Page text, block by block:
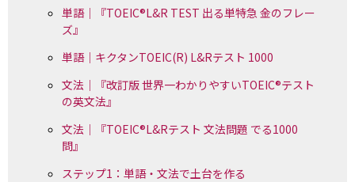
単語｜『TOEIC®L&R TEST 出る単特急 金のフレー
ズ』
単語｜キクタンTOEIC(R) L&Rテスト 1000
文法｜『改訂版 世界一わかりやすいTOEIC®テスト
の英文法』
文法｜『TOEIC®L&Rテスト 文法問題 でる1000
問』
ステップ1：単語・文法で土台を作る